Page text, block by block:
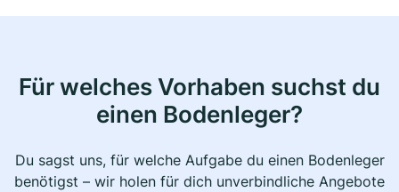
Für welches Vorhaben suchst du
einen Bodenleger?
Du sagst uns, für welche Aufgabe du einen Bodenleger
benötigst – wir holen für dich unverbindliche Angebote